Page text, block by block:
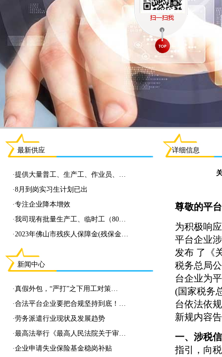
最新供应
·提供大量普工、生产工、作业员、…
·8月到岗实习生计划已出
·专注企业降本增效
·我司现有批量生产工、临时工（80…
·2023年佛山市残疾人保障金(残保金…
新闻中心
·真假外包，“严打”之下用工对策…
·合法平台企业要把合规坚持到底！…
·劳务派遣行业现状及发展趋势
·最高法举行《最高人民法院关于审…
·企业申请失业保险基金稳岗补贴
详细信息
尊敬的平
为积极响
平台企业
发布 了《
税务总局
台企业为
(国家税务
台依法依
新规内容
一、涉税
指引，向